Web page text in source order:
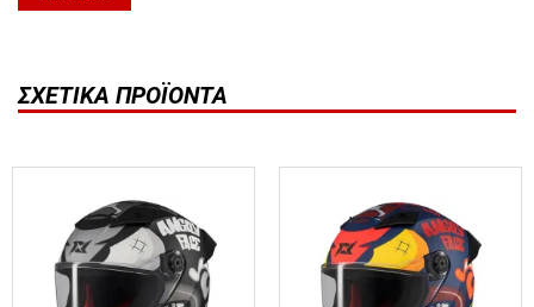
ΣΧΕΤΙΚΆ ΠΡΟΪΌΝΤΑ